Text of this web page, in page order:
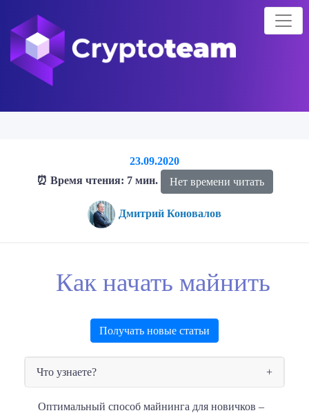
23.09.2020
⏰ Время чтения: 7 мин.
Нет времени читать
Дмитрий Коновалов
Как начать майнить
Получать новые статьи
Что узнаете?
Оптимальный способ майнинга для новичков –